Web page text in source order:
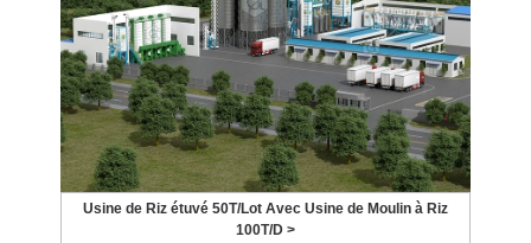
Usine de Riz étuvé 50T/Lot Avec Usine de Moulin à Riz
100T/D >